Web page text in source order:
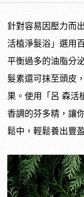
針對容易因壓力而
活植淨髮浴」選用
平衡過多的油脂分
髮素還可抹至頭皮
果。使用「呂 森活
香調的芬多精，讓
鬆中，輕鬆養出豐